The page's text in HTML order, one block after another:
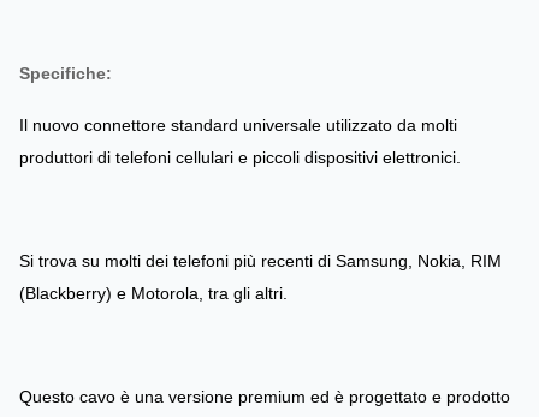
Specifiche:
Il nuovo connettore standard universale utilizzato da molti
produttori di telefoni cellulari e piccoli dispositivi elettronici.
Si trova su molti dei telefoni più recenti di Samsung, Nokia, RIM
(Blackberry) e Motorola, tra gli altri.
Questo cavo è una versione premium ed è progettato e prodotto